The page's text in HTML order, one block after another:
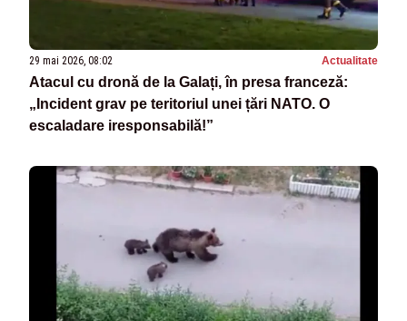
29 mai 2026, 08:02 Actualitate
Atacul cu dronă de la Galați, în presa franceză:
„Incident grav pe teritoriul unei țări NATO. O
escaladare iresponsabilă!”